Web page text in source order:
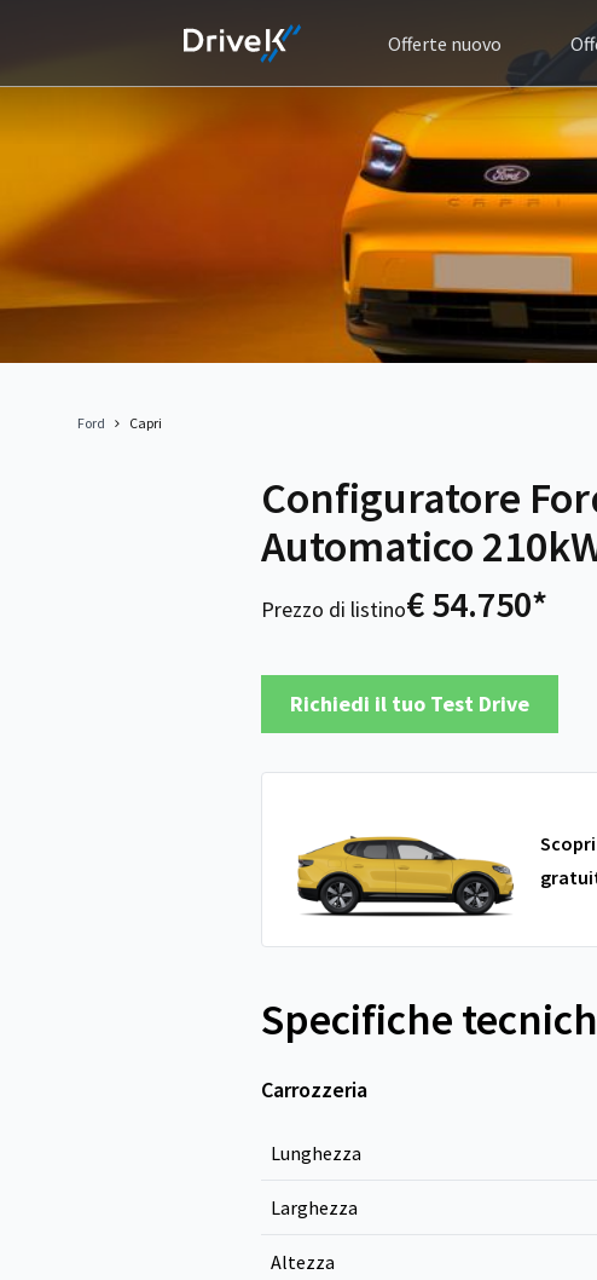
Offerte nuovo
Ford Capri
Configuratore
Automatico
Prezzo di listino€ 54.750*
Richiedi il tuo Test Drive
Specifiche
Carrozzeria
Lunghezza
Larghezza
Altezza